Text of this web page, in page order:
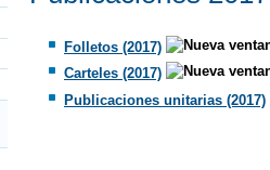
Folletos (2017)
Carteles (2017)
Publicaciones unitarias (2017)